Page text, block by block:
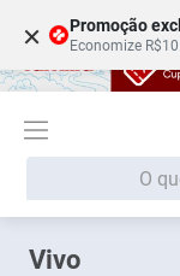
× Promoção
Economize
O que você está
VivoTermos mais